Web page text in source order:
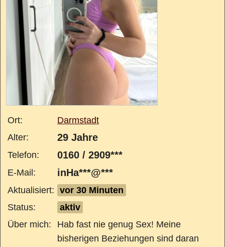
Ort:
Darmstadt
Alter:
29 Jahre
Telefon: 0160 / 2909***
E-Mail: inHa***@***
Aktualisiert: vor 30 Minuten
Status:
aktiv
Über mich:
Hab fast nie genug Sex! Meine
bisherigen Beziehungen sind daran